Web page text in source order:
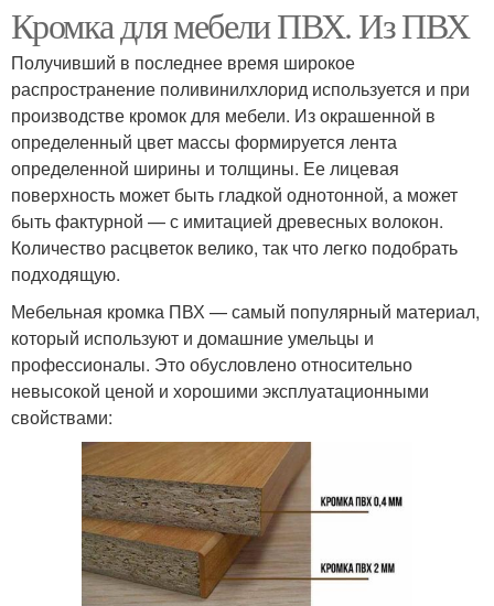
Кромка для мебели ПВХ. Из ПВХ
Получивший в последнее время широкое
распространение поливинилхлорид используется и при
производстве кромок для мебели. Из окрашенной в
определенный цвет массы формируется лента
определенной ширины и толщины. Ее лицевая
поверхность может быть гладкой однотонной, а может
быть фактурной — с имитацией древесных волокон.
Количество расцветок велико, так что легко подобрать
подходящую.
Мебельная кромка ПВХ — самый популярный материал,
который используют и домашние умельцы и
профессионалы. Это обусловлено относительно
невысокой ценой и хорошими эксплуатационными
свойствами: